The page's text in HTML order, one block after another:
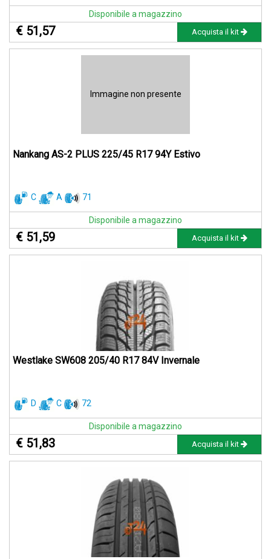
Disponibile a magazzino
€ 51,57 Acquista il kit
Immagine non presente
Nankang AS-2 PLUS 225/45 R17 94Y Estivo
C A 71
Disponibile a magazzino
€ 51,59 Acquista il kit
Westlake SW608 205/40 R17 84V Invernale
D C 72
Disponibile a magazzino
€ 51,83 Acquista il kit